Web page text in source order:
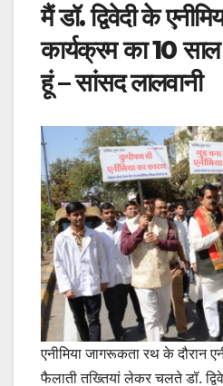
मैं डॉ. द्विवेदी के
कार्यक्रम का 10 साल
हूं – सांसद लालवानी
एनीमिया जागरूकता रथ के दौरान
फैलाती तख्तियां लेकर चलते डॉ.